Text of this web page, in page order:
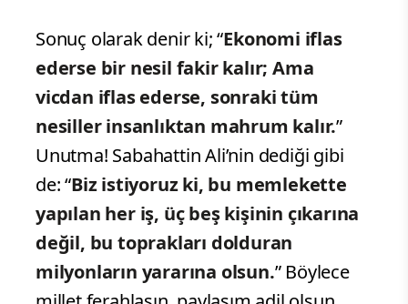
Sonuç olarak denir ki; “Ekonomi iflas
ederse bir nesil fakir kalır; Ama
vicdan iflas ederse, sonraki tüm
nesiller insanlıktan mahrum kalır.”
Unutma! Sabahattin Ali’nin dediği gibi
de: “Biz istiyoruz ki, bu memlekette
yapılan her iş, üç beş kişinin çıkarına
değil, bu toprakları dolduran
milyonların yararına olsun.” Böylece